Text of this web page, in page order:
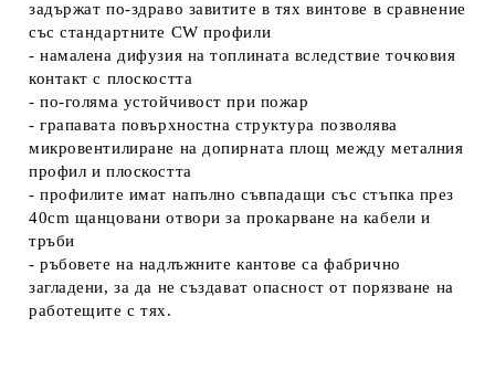
задържат по-здраво завитите в тях винтове в сравнение
със стандартните CW профили
- намалена дифузия на топлината вследствие точковия
контакт с плоскостта
- по-голяма устойчивост при пожар
- грапавата повърхностна структура позволява
микровентилиране на допирната площ между металния
профил и плоскостта
- профилите имат напълно съвпадащи със стъпка през
40cm щанцовани отвори за прокарване на кабели и
тръби
- ръбовете на надлъжните кантове са фабрично
загладени, за да не създават опасност от порязване на
работещите с тях.